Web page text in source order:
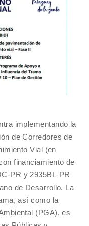
implementando la
de Corredores de
Vial (en
financiamiento de
PR y 2935BL-PR
de Desarrollo. La
así como la
(PGA), es